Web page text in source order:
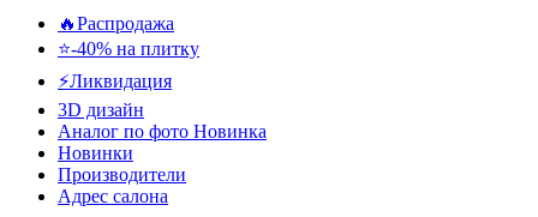
🔥Распродажа
⭐-40% на плитку
⚡️Ликвидация
3D дизайн
Аналог по фото Новинка
Новинки
Производители
Адрес салона